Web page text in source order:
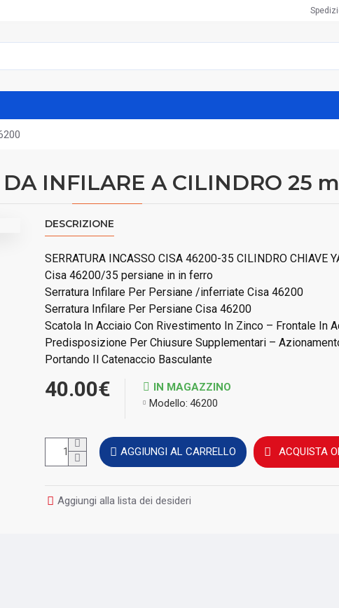
DA INFILARE A CILINDRO 25
DESCRIZIONE
SERRATURA INCASSO CISA 46200-35 CILINDRO CHIAVE
Cisa 46200/35 persiane in in ferro
Serratura Infilare Per Persiane /inferriate Cisa 46200
Serratura Infilare Per Persiane Cisa 46200
Scatola In Acciaio Con Rivestimento In Zinco – Frontale In
Predisposizione Per Chiusure Supplementari –
Portando Il Catenaccio Basculante
40.00€
IN MAGAZZINO
Modello: 46200
AGGIUNGI AL CARRELLO ACQUISTA
Aggiungi alla lista dei desideri